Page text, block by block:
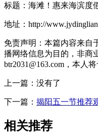
标题：海滩！惠来海滨度
地址：http://
免责声明：本篇内容来自
播网络信息为目的，非商
btr2031@163.com，本人将
上一篇：没有了
下一篇： 揭阳五一节推荐
相关推荐